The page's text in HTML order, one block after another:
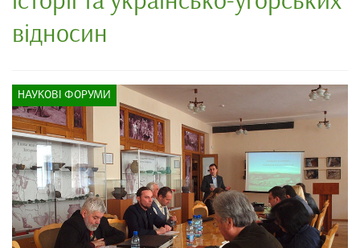
відносин
НАУКОВІ ФОРУМИ